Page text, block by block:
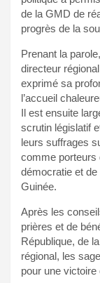
de la GMD de
progrès de la
Prenant la
directeur
exprimé sa
l’accueil
Il est ensuite
scrutin législatif
leurs suffrages
comme porteurs
démocratie et
Guinée.
Après les
prières et de
République, de
régional, les
pour une